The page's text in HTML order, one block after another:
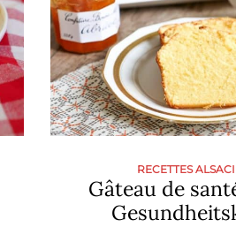
RECETTES
Gâteau de